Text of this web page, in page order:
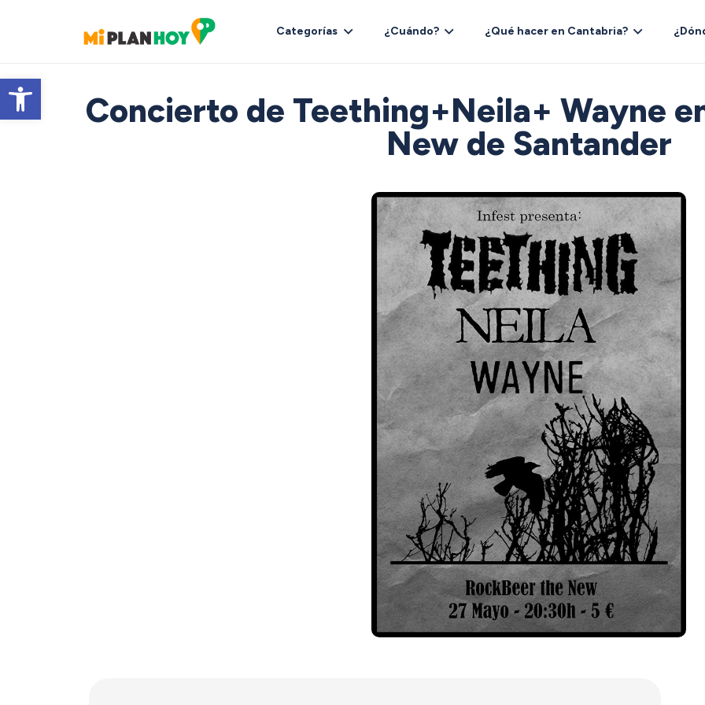
Abrir barra de herramientas
Categorías ¿Cuándo? ¿Qué hacer en Cantabria?
Concierto de Teething+Neila+ Wayne
New de Santander